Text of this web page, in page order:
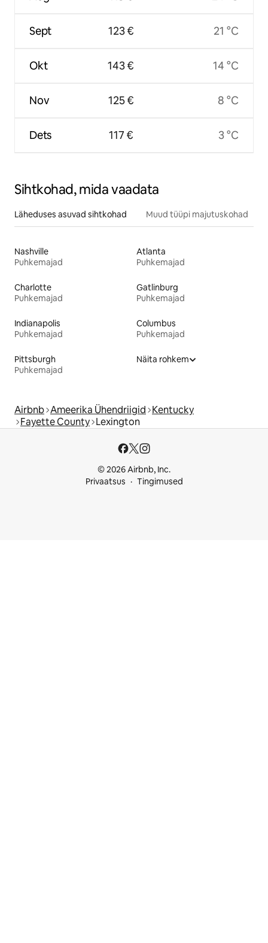
Sept
Okt
Nov
Dets
123 €
143 €
125 €
117 €
21 °C
14 °C
8 °C
3 °C
Sihtkohad, mida vaadata
Läheduses asuvad sihtkohad Muud tüüpi majutuskohad
Nashville
Puhkemajad
Atlanta
Puhkemajad
Charlotte
Puhkemajad
Gatlinburg
Puhkemajad
Indianapolis
Puhkemajad
Columbus
Puhkemajad
Pittsburgh
Puhkemajad
Näita rohkem
Airbnb Ameerika Ühendriigid Kentucky
Fayette County Lexington
© 2026 Airbnb, Inc.
Privaatsus
Tingimused